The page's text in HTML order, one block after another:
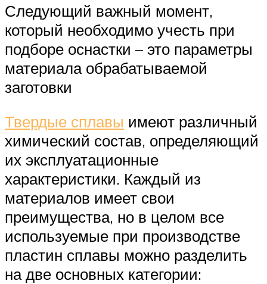
Следующий важный момент,
который необходимо учесть при
подборе оснастки – это параметры
материала обрабатываемой
заготовки
Твердые сплавы имеют различный
химический состав, определяющий
их эксплуатационные
характеристики. Каждый из
материалов имеет свои
преимущества, но в целом все
используемые при производстве
пластин сплавы можно разделить
на две основных категории: